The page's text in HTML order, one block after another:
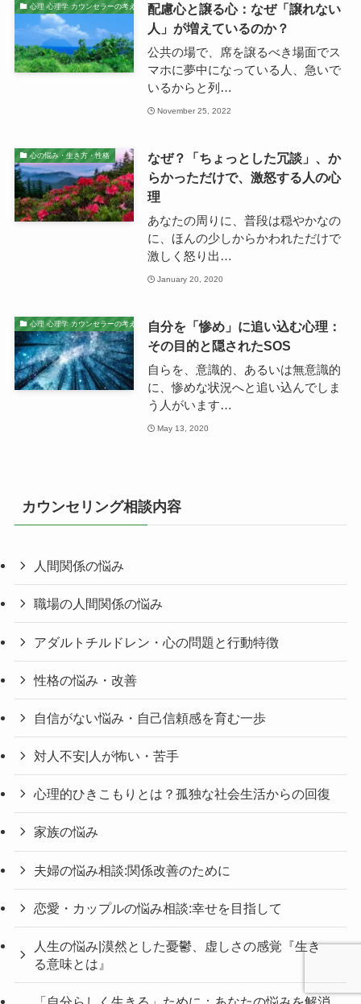
心理 心理学 カウンセラーの考え
配慮心と譲る心：なぜ「譲れない
人」が増えているのか？
公共の場で、席を譲るべき場面でス
マホに夢中になっている人、急いで
いるからと列…
November 25, 2022
心の悩み・生き方・性格
なぜ？「ちょっとした冗談」、か
らかっただけで、激怒する人の心
理
あなたの周りに、普段は穏やかなの
に、ほんの少しからかわれただけで
激しく怒り出…
January 20, 2020
心理 心理学 カウンセラーの考え
自分を「惨め」に追い込む心理：
その目的と隠されたSOS
自らを、意識的、あるいは無意識的
に、惨めな状況へと追い込んでしま
う人がいます…
May 13, 2020
カウンセリング相談内容
人間関係の悩み
職場の人間関係の悩み
アダルトチルドレン・心の問題と行動特徴
性格の悩み・改善
自信がない悩み・自己信頼感を育む一歩
対人不安|人が怖い・苦手
心理的ひきこもりとは？孤独な社会生活からの回復
家族の悩み
夫婦の悩み相談:関係改善のために
恋愛・カップルの悩み相談:幸せを目指して
人生の悩み|漠然とした憂鬱、虚しさの感覚『生き
る意味とは』